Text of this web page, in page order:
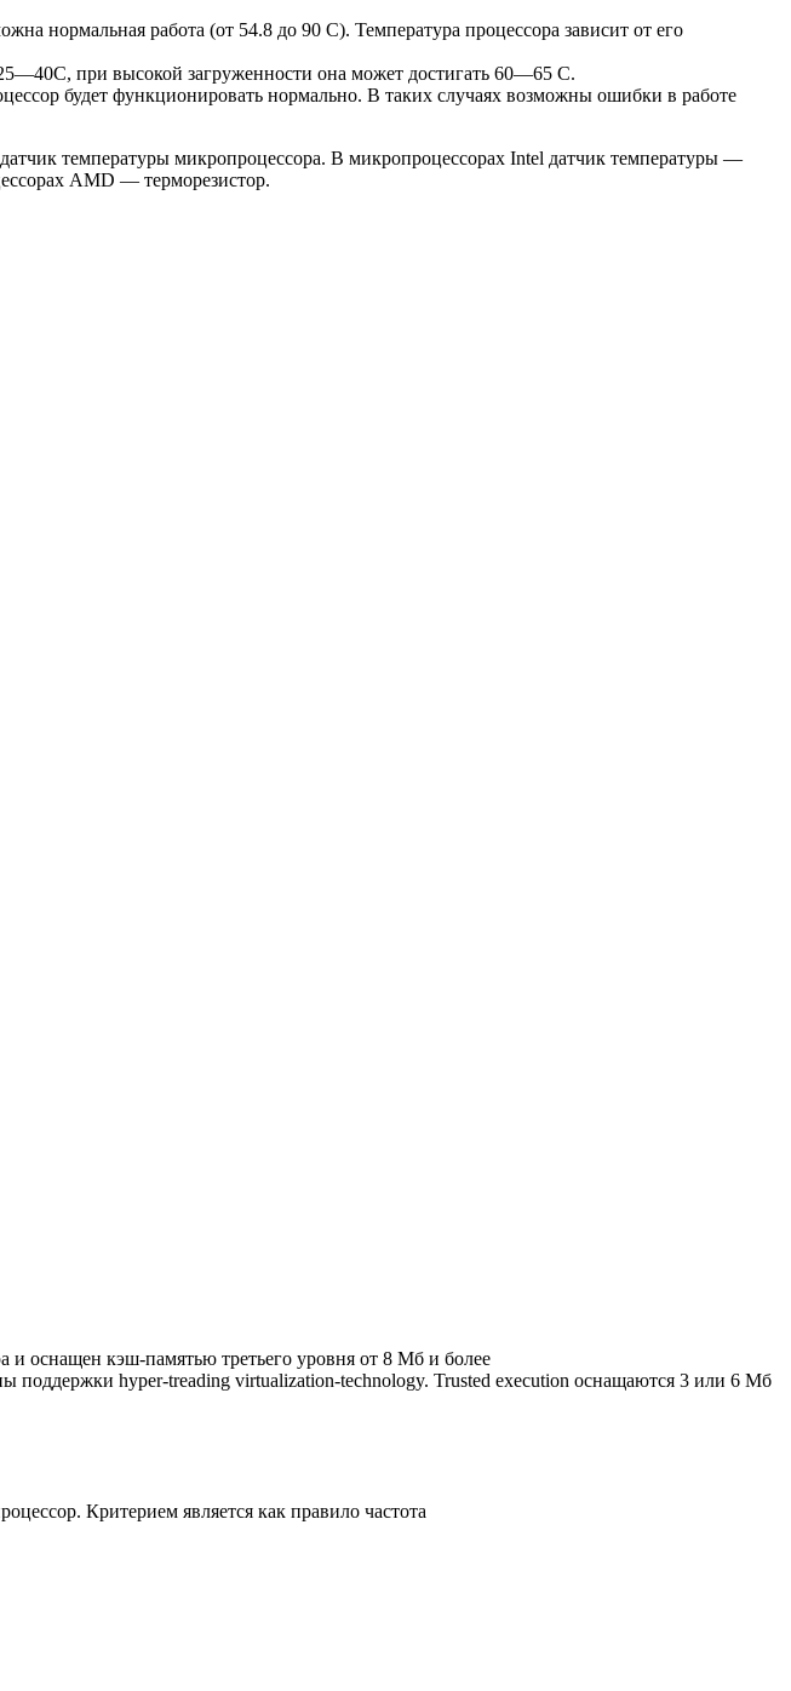
нормальная работа (от 54.8 до 90 С). Температура процессора зависит от его
при высокой загруженности она может достигать 60—65 С.
будет функционировать нормально. В таких случаях возможны ошибки в работе
температуры микропроцессора. В микропроцессорах Intel датчик температуры —
AMD — терморезистор.
и оснащен кэш-памятью третьего уровня от 8 Мб и более
hyper-treading virtualization-technology. Trusted execution оснащаются 3 или 6 Мб
Критерием является как правило частота